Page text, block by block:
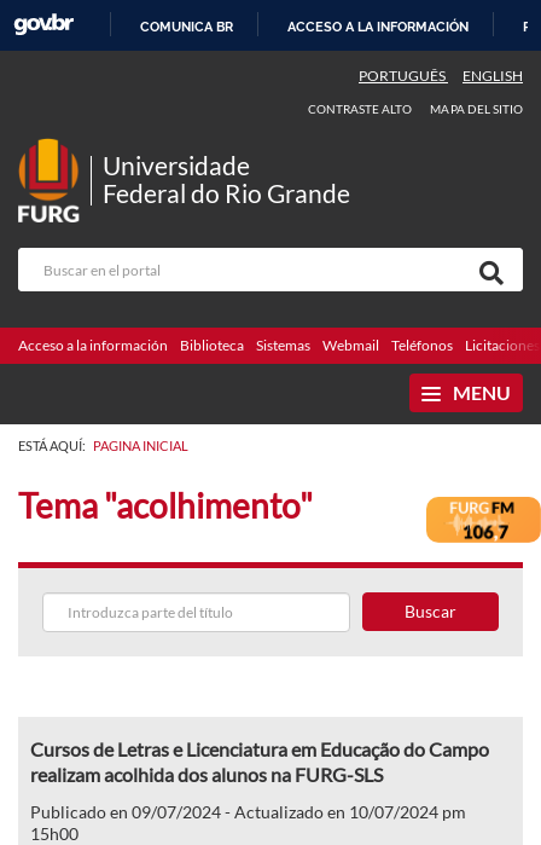
CONTENIDO
COMUNICA BR ACCESO A LA INFORMACIÓN
PORTUGUÊS ENGLISH
CONTRASTE ALTO MAPA DEL SITIO
Universidade
Federal do Rio Grande
Acceso a la información Biblioteca Sistemas Webmail Teléfonos Licitaciones
MENU
ESTÁ AQUÍ: PAGINA INICIAL
Tema "acolhimento"
Buscar
Cursos de Letras e Licenciatura em Educação do Campo
realizam acolhida dos alunos na FURG-SLS
Publicado en 09/07/2024 - Actualizado en 10/07/2024 pm
15h00